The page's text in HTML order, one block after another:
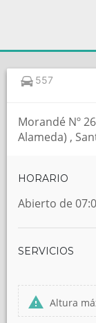
557
Morandé Nº
Alameda) ,
HORARIO
Abierto de
SERVICIOS
Altura